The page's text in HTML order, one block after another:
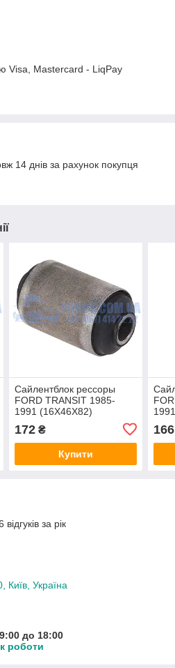
Visa, Mastercard - LiqPay
14 днів за рахунок покупця
Сайлентблок рессоры
FORD TRANSIT 1985-
1991 (16X46X82)
(6054238/78VB5719CB/MKS252)
MEKSAN
172₴
Купити
166
за рік
Київ, Україна
до 18:00
роботи